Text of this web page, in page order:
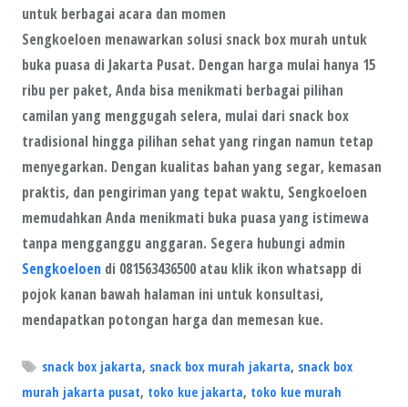
untuk berbagai acara dan momen
Sengkoeloen menawarkan solusi snack box murah untuk
buka puasa di Jakarta Pusat. Dengan harga mulai hanya 15
ribu per paket, Anda bisa menikmati berbagai pilihan
camilan yang menggugah selera, mulai dari snack box
tradisional hingga pilihan sehatyang ringan namun tetap
menyegarkan. Dengan kualitas bahan yang segar, kemasan
praktis, dan pengiriman yang tepat waktu, Sengkoeloen
memudahkan Anda menikmati buka puasa yang istimewa
tanpa mengganggu anggaran. Segera hubungi admin
Sengkoeloen di 081563436500 atau klik ikon whatsapp di
pojok kanan bawah halaman ini untuk konsultasi,
mendapatkan potongan harga dan memesan kue.
snack box jakarta, snack box murah jakarta, snack box
murah jakarta pusat, toko kue jakarta, toko kue murah